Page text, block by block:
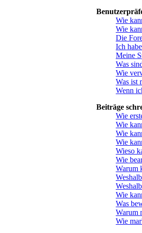
Wie
Wie
Die
Ich
Meine
Was
Wie
Was ist
Wenn
Beiträge
Wie
Wie
Wie
Wie
Wieso
Wie
Warum
Wie
Was
Warum
Wie